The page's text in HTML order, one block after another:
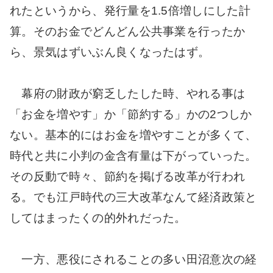
れたというから、発行量を1.5倍増しにした計
算。そのお金でどんどん公共事業を行ったか
ら、景気はずいぶん良くなったはず。
幕府の財政が窮乏したした時、やれる事は
「お金を増やす」か「節約する」かの2つしか
ない。基本的にはお金を増やすことが多くて、
時代と共に小判の金含有量は下がっていった。
その反動で時々、節約を掲げる改革が行われ
る。でも江戸時代の三大改革なんて経済政策と
してはまったくの的外れだった。
一方、悪役にされることの多い田沼意次の経